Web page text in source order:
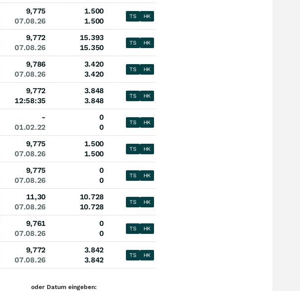
9,775
07.08.26
1.500
1.500
TS HK
9,772
07.08.26
15.393
15.350
TS HK
9,786
07.08.26
3.420
3.420
TS HK
9,772
12:58:35
3.848
3.848
TS HK
-
01.02.22
0
0
TS HK
9,775
07.08.26
1.500
1.500
TS HK
9,775
07.08.26
0
0
TS HK
11,30
07.08.26
10.728
10.728
TS HK
9,761
07.08.26
0
0
TS HK
9,772
07.08.26
3.842
3.842
TS HK
oder Datum eingeben: